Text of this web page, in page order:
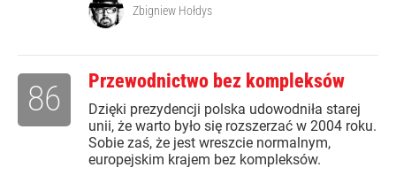
Zbigniew Hołdys
Przewodnictwo bez kompleksów
Dzięki prezydencji polska udowodniła starej
unii, że warto było się rozszerzać w 2004 roku.
Sobie zaś, że jest wreszcie normalnym,
europejskim krajem bez kompleksów.
86